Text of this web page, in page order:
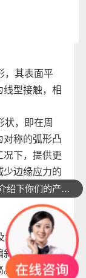
，其表面平
线型接触， 相
状，即在周
称的弧形凸
下， 提供更
少边缘应力的
均匀分布的
斜载荷作用下
可以介绍下你们的产品么？